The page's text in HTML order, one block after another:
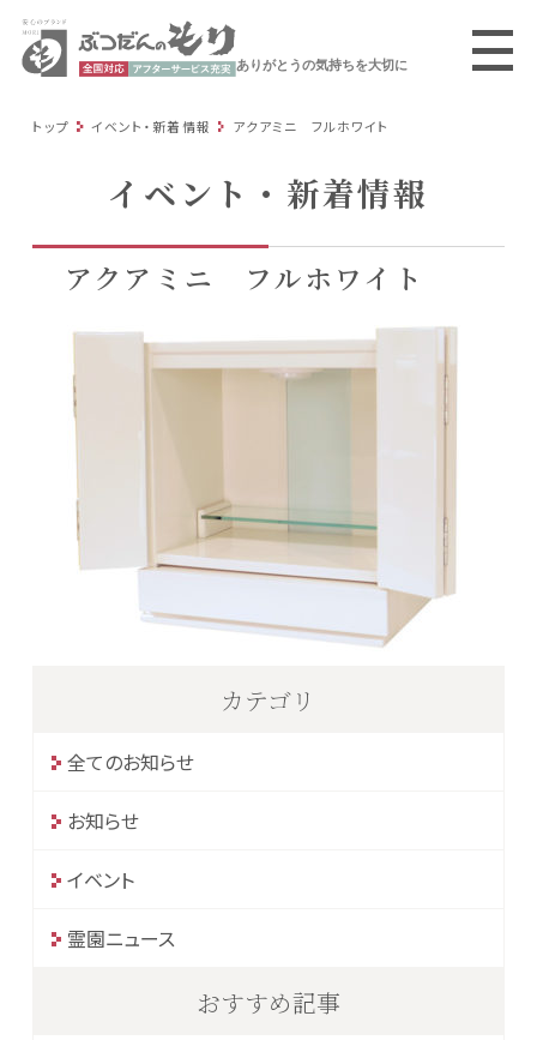
ありがとうの気持ちを大切に
トップ イベント・新着情報 アクアミニ フルホワイト
イベント・新着情報
アクアミニ フルホワイト
カテゴリ
全てのお知らせ
お知らせ
イベント
霊園ニュース
おすすめ記事